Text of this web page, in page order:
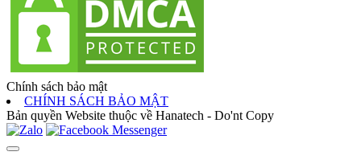
Chính sách bảo mật
CHÍNH SÁCH BẢO MẬT
Bản quyền Website thuộc về Hanatech - Do'nt Copy